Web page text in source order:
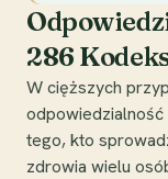
286
W cięższych
tego, kto
zdrowia wielu